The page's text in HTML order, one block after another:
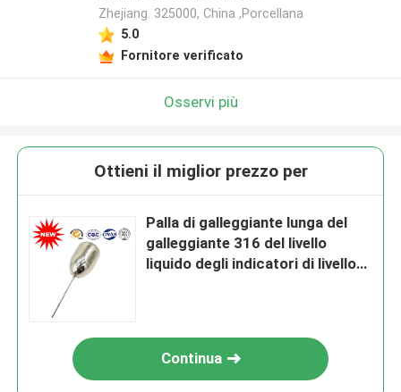
Zhejiang. 325000, China ,Porcellana
5.0
Fornitore verificato
Osservi più
Ottieni il miglior prezzo per
Palla di galleggiante lunga del
galleggiante 316 del livello
liquido degli indicatori di livello
Continua